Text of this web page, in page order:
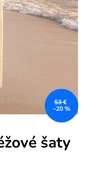
šaty
53 €
–20 %